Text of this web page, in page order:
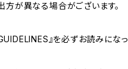
方が異なる場合がございます。
』を必ずお読みになっ